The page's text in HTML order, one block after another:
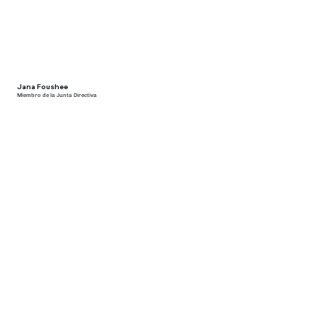
Jana Foushee
Miembro de la Junta Directiva